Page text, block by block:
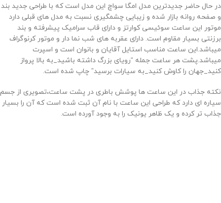
در حال حاضر جدیدترین مدل امگا سواچ این مدل است که با طراحی جدید بند
و صفحه روانه بازار شده و زیبایی چشمگیری نسبت به مدل های قبلی دارد
موتور این ساعت سوئیسی کوارتز و دارای قاب سرامیک پیشرفته و بند
برزنتی بسیار مقاوم است. دارای عقربه های شب نما دار و موتور کرنوگراف
میباشد.این ساعت مناسب استایل آقایان و بانوان است و اسپرت
میباشد.پشت هر ساعت جمله “رویای بزرگ داشته باشید_به بالا پرواز
کنید_جهان را کاوش کنید_به سیارات برسید” چاپ شده است.
نکته جذاب در این ساعت ها پوشش باطری در پشت ساعت،تصویری از جسم
سیاره ای دارد که طراحی این ساعت با نام آن ثبت شده است که آن را بسیار
جذاب تر کرده و یک ظاهر یونیک را به وجود آورده است.